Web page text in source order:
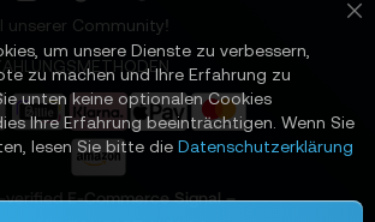
unserer Community!
verified E-Commerce Signal –
um unsere Dienste zu verbessern,
zu machen und Ihre Erfahrung zu
unten keine optionalen Cookies
Ihre Erfahrung beeinträchtigen. Wenn Sie
lesen Sie bitte die Datenschutzerklärung